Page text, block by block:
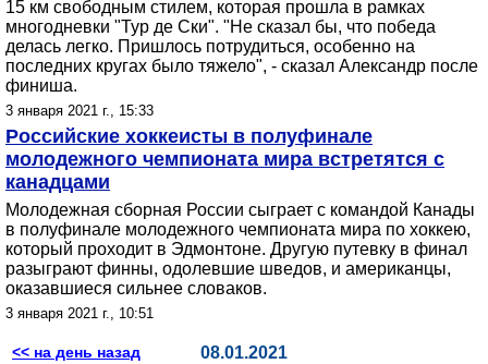
15 км свободным стилем, которая прошла в рамках
многодневки "Тур де Ски". "Не сказал бы, что победа
делась легко. Пришлось потрудиться, особенно на
последних кругах было тяжело", - сказал Александр после
финиша.
3 января 2021 г., 15:33
Российские хоккеисты в полуфинале
молодежного чемпионата мира встретятся с
канадцами
Молодежная сборная России сыграет с командой Канады
в полуфинале молодежного чемпионата мира по хоккею,
который проходит в Эдмонтоне. Другую путевку в финал
разыграют финны, одолевшие шведов, и американцы,
оказавшиеся сильнее словаков.
3 января 2021 г., 10:51
<< на день назад 08.01.2021